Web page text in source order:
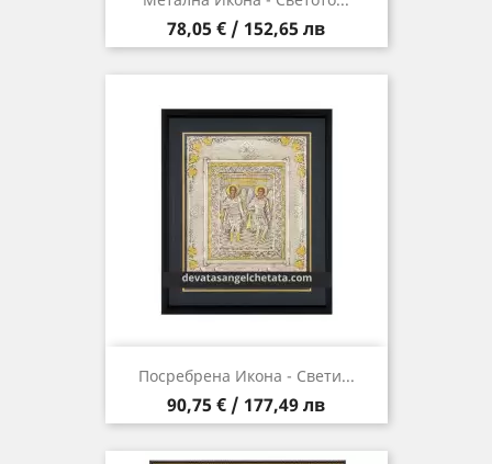
Цена
78,05 € / 152,65 лв
Посребрена Икона - Свети...
Цена
90,75 € / 177,49 лв